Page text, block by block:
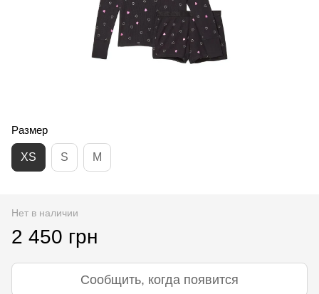
Размер
XS S M
Нет в наличии
2 450 грн
Сообщить, когда появится